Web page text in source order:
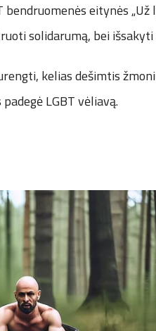
eitynės „Už
solidarumą, bei
kelias dešimtis
LGBT vėliavą.